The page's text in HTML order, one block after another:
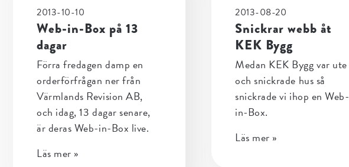
2013-10-10
Web-in-Box på 13
dagar
Förra fredagen damp en
orderförfrågan ner från
Värmlands Revision AB,
och idag, 13 dagar senare,
är deras Web-in-Box live.
Läs mer »
2013-08-20
Snickrar webb åt
KEK Bygg
Medan KEK Bygg var ute
och snickrade hus så
snickrade vi ihop en Web-
in-Box.
Läs mer »